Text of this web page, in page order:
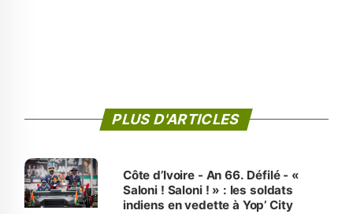
PLUS D'ARTICLES
Côte d’Ivoire - An 66. Défilé - «
Saloni ! Saloni ! » : les soldats
indiens en vedette à Yop’ City